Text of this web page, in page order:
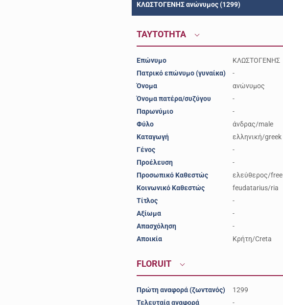
ΚΛΩΣΤΟΓΕΝΗΣ ανώνυμος (1299)
ΤΑΥΤΟΤΗΤΑ
Επώνυμο
ΚΛΩΣΤΟΓΕΝΗΣ
Πατρικό επώνυμο (γυναίκα)
-
Όνομα
ανώνυμος
Όνομα πατέρα/συζύγου
-
Παρωνύμιο
-
Φύλο
άνδρας/male
Καταγωγή
ελληνική/greek
Γένος
-
Προέλευση
-
Προσωπικό Καθεστώς
ελεύθερος/free
Κοινωνικό Καθεστώς
feudatarius/ria
Τίτλος
-
Αξίωμα
-
Απασχόληση
-
Αποικία
Κρήτη/Creta
FLORUIT
Πρώτη αναφορά (ζωντανός)
1299
Τελευταία αναφορά
-